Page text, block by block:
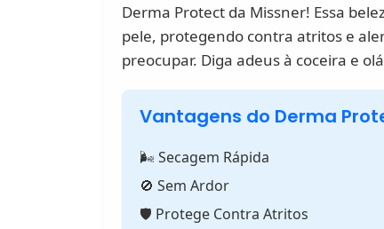
Derma Protect da Missner! Essa
pele, protegendo contra atritos e
preocupar. Diga adeus à coceira e
Vantagens do Derma
🌬️ Secagem Rápida
🚫 Sem Ardor
🛡️ Protege Contra Atritos